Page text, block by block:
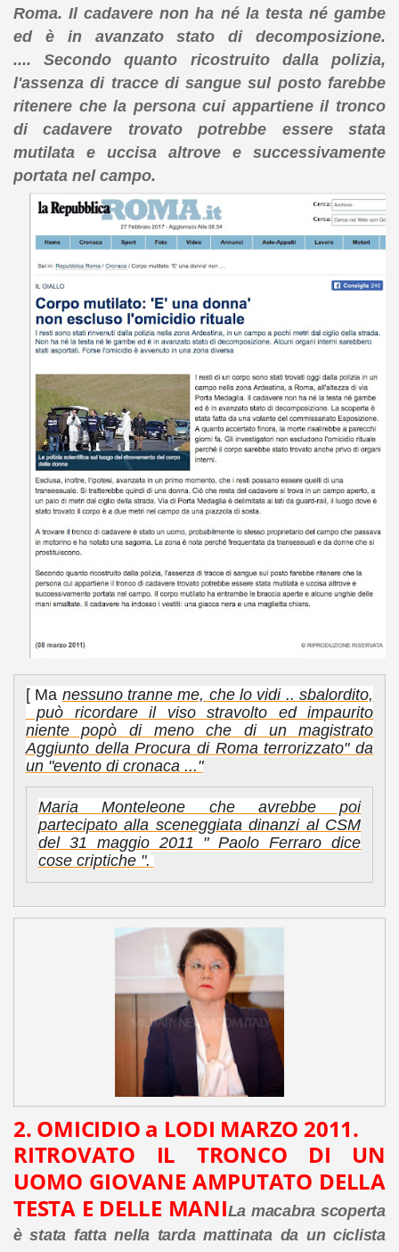
Roma. Il cadavere non ha né la testa né gambe
ed è in avanzato stato di decomposizione.
.... Secondo quanto ricostruito dalla polizia,
l'assenza di tracce di sangue sul posto farebbe
ritenere che la persona cui appartiene il tronco
di cadavere trovato potrebbe essere stata
mutilata e uccisa altrove e successivamente
portata nel campo.
[ Ma nessuno tranne me, che lo vidi .. sbalordito,
può ricordare il viso stravolto ed impaurito
niente popò di meno che di un magistrato
Aggiunto della Procura di Roma terrorizzato" da
un "evento di cronaca ..."
Maria Monteleone che avrebbe poi
partecipato alla sceneggiata dinanzi al CSM
del 31 maggio 2011 " Paolo Ferraro dice
cose criptiche ".
2. OMICIDIO a LODI MARZO 2011.
RITROVATO IL TRONCO DI UN
UOMO GIOVANE AMPUTATO DELLA
TESTA E DELLE MANILa macabra scoperta
è stata fatta nella tarda mattinata da un ciclista